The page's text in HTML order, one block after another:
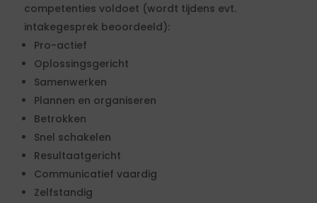
competenties voldoet (wordt tijdens evt.
intakegesprek beoordeeld):
Pro-actief
Oplossingsgericht
Samenwerken
Plannen en organiseren
Betrokken
Snel schakelen
Resultaatgericht
Communicatief vaardig
Zelfstandig